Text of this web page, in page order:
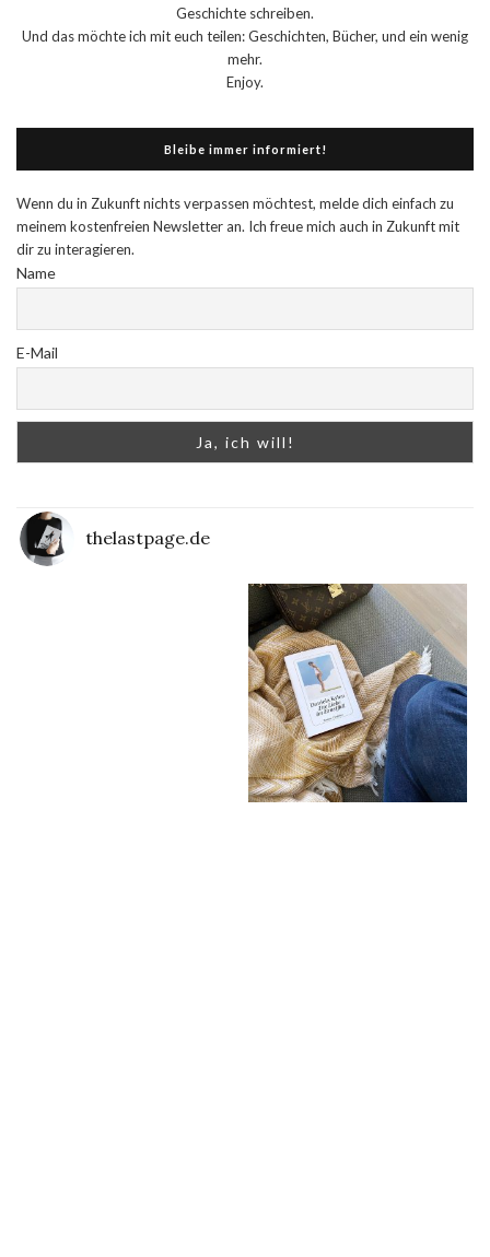
Geschichte schreiben.
Und das möchte ich mit euch teilen: Geschichten, Bücher, und ein wenig
mehr.
Enjoy.
Bleibe immer informiert!
Wenn du in Zukunft nichts verpassen möchtest, melde dich einfach zu
meinem kostenfreien Newsletter an. Ich freue mich auch in Zukunft mit
dir zu interagieren.
Name
E-Mail
thelastpage.de